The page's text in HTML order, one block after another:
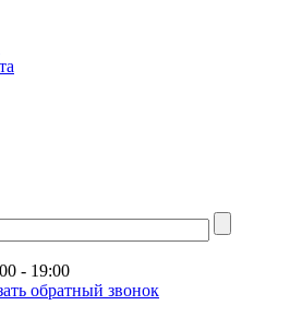
- 19:00
обратный звонок